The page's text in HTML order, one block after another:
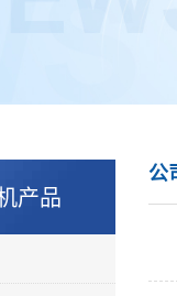
产品
公